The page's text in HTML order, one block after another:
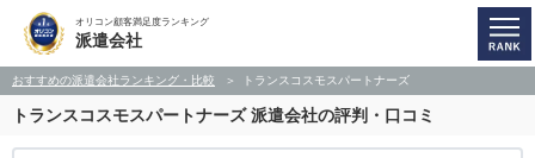
オリコン顧客満足度ランキング
派遣会社
おすすめの派遣会社ランキング・比較 トランスコスモスパートナーズ
トランスコスモスパートナーズ派遣会社の評判・口コミ